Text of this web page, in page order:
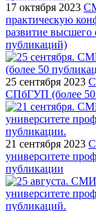
17 октября 2023
практическую
развитие
публикаций)
25 сентября 2023
СПбГУП (более
21 сентября 2023
университете
публикации